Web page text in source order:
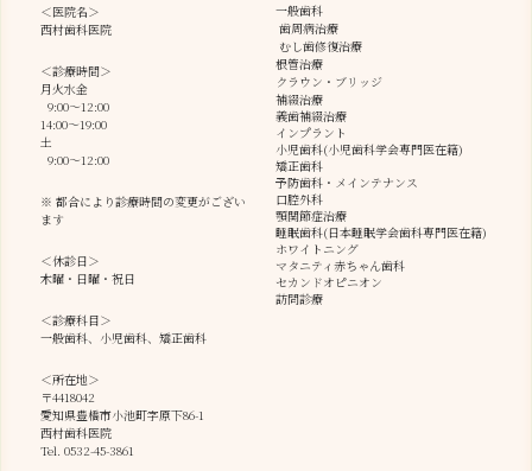
＜医院名＞
西村歯科医院
＜診療時間＞
月火水金
  9:00～12:00
14:00～19:00
土
  9:00～12:00
※ 都合により診療時間の変更がござい
ます
＜休診日＞
木曜・日曜・祝日
＜診療科目＞
一般歯科、小児歯科、矯正歯科
＜所在地＞
〒4418042
愛知県豊橋市小池町字原下86-1
西村歯科医院
Tel. 0532-45-3861
一般歯科
歯周病治療
むし歯修復治療
根管治療
クラウン・ブリッジ
補綴治療
義歯補綴治療
インプラント
小児歯科(小児歯科学会専門医在籍)
矯正歯科
予防歯科・メインテナンス
口腔外科
顎関節症治療
睡眠歯科(日本睡眠学会歯科専門医在籍)
ホワイトニング
マタニティ赤ちゃん歯科
セカンドオピニオン
訪問診療